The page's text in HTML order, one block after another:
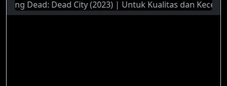
Dead: Dead City (2023) | Untuk Kualitas dan